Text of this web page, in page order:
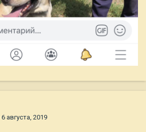
6 августа, 2019